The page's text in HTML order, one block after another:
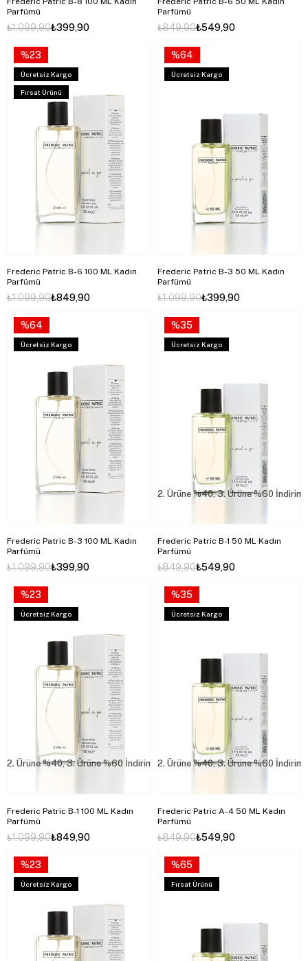
Parfümü
₺399,90
₺1.099,90
Parfümü
₺549,90
₺849,90
Frederic Patric B-6 100 ML Kadın
Parfümü
₺849,90
₺1.099,90
%23
Ücretsiz Kargo
Fırsat Ürünü
Frederic Patric B-3 50 ML Kadın
Parfümü
₺399,90
₺1.099,90
%64
Ücretsiz Kargo
Frederic Patric B-3 100 ML Kadın
Parfümü
₺399,90
₺1.099,90
%64
Ücretsiz Kargo
Frederic Patric B-1 50 ML Kadın
Parfümü
₺549,90
₺849,90
2. Ürüne %40, 3. Ürüne %60 İndirim
%35
Ücretsiz Kargo
Frederic Patric B-1 100 ML Kadın
Parfümü
₺849,90
₺1.099,90
2. Ürüne %40, 3. Ürüne %60 İndirim
%23
Ücretsiz Kargo
Frederic Patric A-4 50 ML Kadın
Parfümü
₺549,90
₺849,90
2. Ürüne %40, 3. Ürüne %60 İndirim
%35
Ücretsiz Kargo
%23
Ücretsiz Kargo
%65
Fırsat Ürünü